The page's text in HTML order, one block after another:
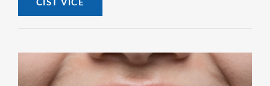
ČÍST VÍCE